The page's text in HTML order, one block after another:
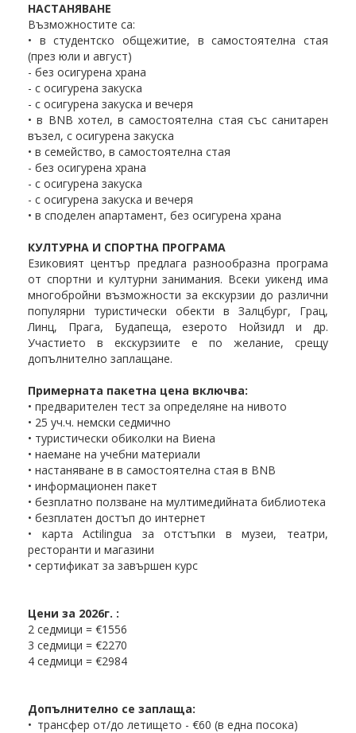
НАСТАНЯВАНЕ
Възможностите са:
• в студентско общежитие, в самостоятелна стая
(през юли и август)
- без осигурена храна
- с осигурена закуска
- с осигурена закуска и вечеря
• в BNB хотел, в самостоятелна стая със санитарен
възел, с осигурена закуска
• в семейство, в самостоятелна стая
- без осигурена храна
- с осигурена закуска
- с осигурена закуска и вечеря
• в споделен апартамент, без осигурена храна
КУЛТУРНА И СПОРТНА ПРОГРАМА
Езиковият център предлага разнообразна програма
от спортни и културни занимания. Всеки уикенд има
многобройни възможности за екскурзии до различни
популярни туристически обекти в Залцбург, Грац,
Линц, Прага, Будапеща, езерото Нойзидл и др.
Участието в екскурзиите е по желание, срещу
допълнително заплащане.
Примерната пакетна цена включва:
• предварителен тест за определяне на нивото
• 25 уч.ч. немски седмично
• туристически обиколки на Виена
• наемане на учебни материали
• настаняване в в самостоятелна стая в BNB
• информационен пакет
• безплатно ползване на мултимедийната библиотека
• безплатен достъп до интернет
• карта Actilingua за отстъпки в музеи, театри,
ресторанти и магазини
• сертификат за завършен курс
Цени за 2026г. :
2 седмици = €1556
3 седмици = €2270
4 седмици = €2984
Допълнително се заплаща:
• трансфер от/до летището - €60 (в една посока)